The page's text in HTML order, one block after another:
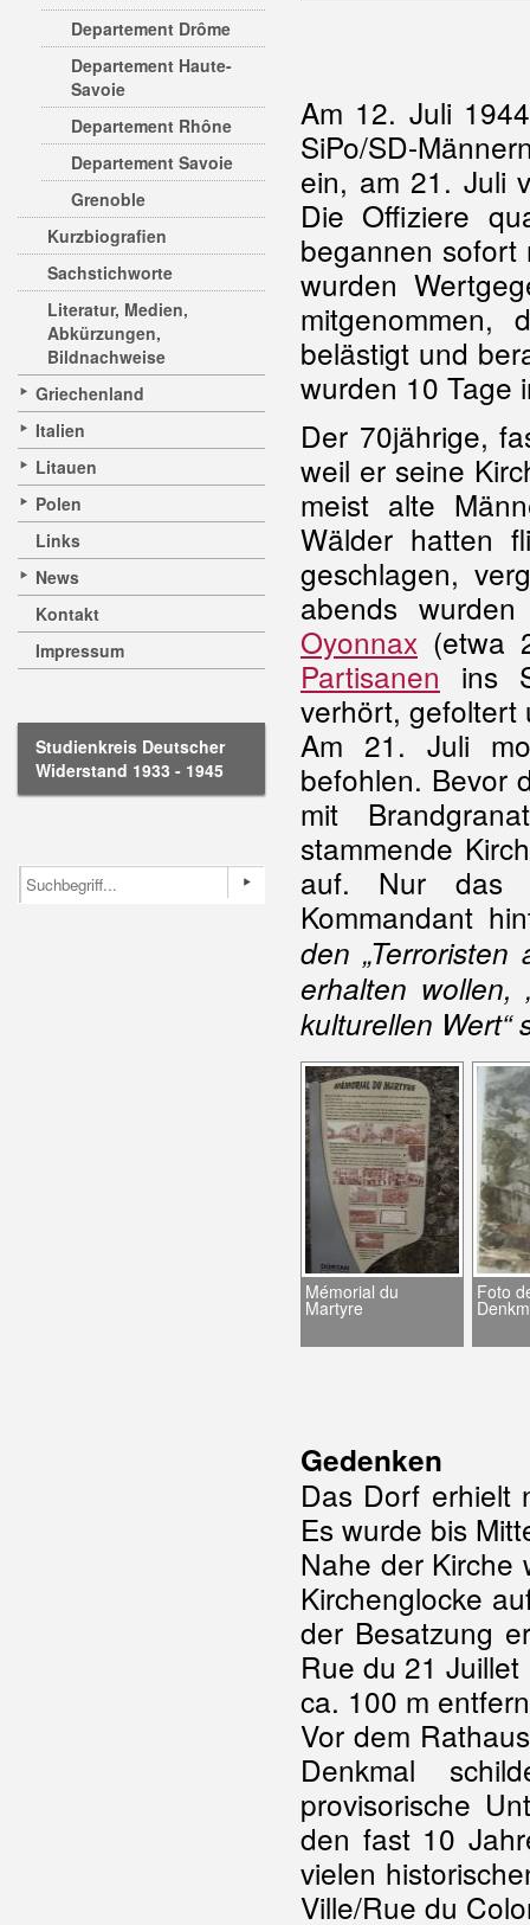
Departement Drôme
Departement Haute-
Savoie
Departement Rhône
Departement Savoie
Grenoble
Kurzbiografien
Sachstichworte
Literatur, Medien,
Abkürzungen,
Bildnachweise
Griechenland
Italien
Litauen
Polen
Links
News
Kontakt
Impressum
Studienkreis Deutscher
Widerstand 1933 - 1945
Am 12. Juli
SiPo/SD-
ein, am 21. Juli
Die Offiziere
begannen sofort
wurden
belästigt und
wurden 10 Tage
Der 70jährige,
weil er seine
meist alte
Wälder hatten
geschlagen,
abends
Oyonnax (etwa
Partisanen ins
verhört, gefoltert
Am 21. Juli
befohlen. Bevor
mit
stammende
auf. Nur das
Kommandant
den
erhalten wollen,
kulturellen Wert“
Mémorial du
Martyre
Foto
Gedenken
Das Dorf erhielt
Es wurde bis
Nahe der Kirche
Kirchenglocke
der Besatzung
Rue du 21
ca. 100 m
Vor dem
Denkmal
provisorische
den fast 10
vielen
Ville/Rue du